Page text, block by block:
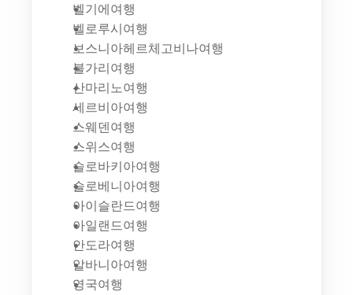
벨기에여행
벨로루시여행
보스니아헤르체고비나여행
불가리여행
산마리노여행
세르비아여행
스웨덴여행
스위스여행
슬로바키아여행
슬로베니아여행
아이슬란드여행
아일랜드여행
안도라여행
알바니아여행
영국여행